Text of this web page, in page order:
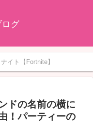
ログ
イト【Fortnite】
ドの名前の横に
！パーティーの